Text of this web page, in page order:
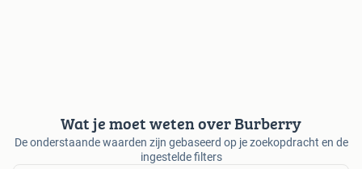
Wat je moet weten over Burberry
De onderstaande waarden zijn gebaseerd op je zoekopdracht en de
ingestelde filters